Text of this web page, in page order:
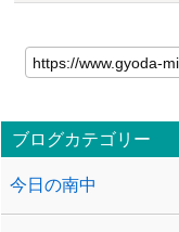
ブログカテゴリー
今日の南中